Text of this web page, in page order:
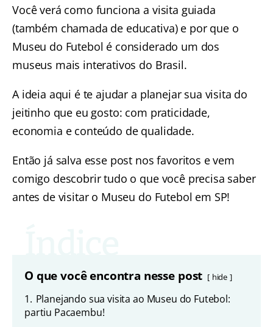
Você verá como funciona a visita guiada
(também chamada de educativa) e por que o
Museu do Futebol é considerado um dos
museus mais interativos do Brasil.
A ideia aqui é te ajudar a planejar sua visita do
jeitinho que eu gosto: com praticidade,
economia e conteúdo de qualidade.
Então já salva esse post nos favoritos e vem
comigo descobrir tudo o que você precisa saber
antes de visitar o Museu do Futebol em SP!
O que você encontra nesse post hide
1. Planejando sua visita ao Museu do Futebol:
partiu Pacaembu!